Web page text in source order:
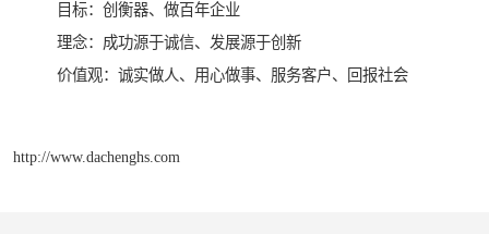
目标：创衡器、做百年企业
理念：成功源于诚信、发展源于创新
价值观：诚实做人、用心做事、服务客户、回报社会
http://www.dachenghs.com